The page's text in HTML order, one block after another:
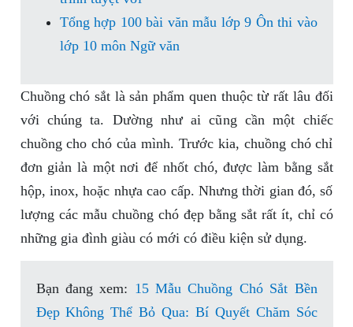
Tổng hợp 100 bài văn mẫu lớp 9 Ôn thi vào
lớp 10 môn Ngữ văn
Chuồng chó sắt là sản phẩm quen thuộc từ rất lâu đối
với chúng ta. Dường như ai cũng cần một chiếc
chuồng cho chó của mình. Trước kia, chuồng chó chỉ
đơn giản là một nơi để nhốt chó, được làm bằng sắt
hộp, inox, hoặc nhựa cao cấp. Nhưng thời gian đó, số
lượng các mẫu chuồng chó đẹp bằng sắt rất ít, chỉ có
những gia đình giàu có mới có điều kiện sử dụng.
Bạn đang xem: 15 Mẫu Chuồng Chó Sắt Bền
Đẹp Không Thể Bỏ Qua: Bí Quyết Chăm Sóc